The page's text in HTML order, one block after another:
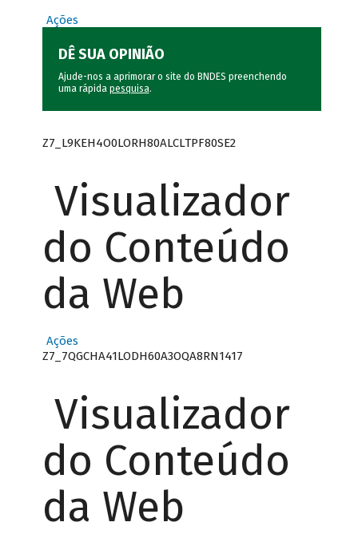
Ações
DÊ SUA OPINIÃO
Ajude-nos a aprimorar o site do BNDES preenchendo
uma rápida pesquisa.
Z7_L9KEH4O0LORH80ALCLTPF80SE2
Visualizador
do Conteúdo
da Web
Ações
Z7_7QGCHA41LODH60A3OQA8RN1417
Visualizador
do Conteúdo
da Web